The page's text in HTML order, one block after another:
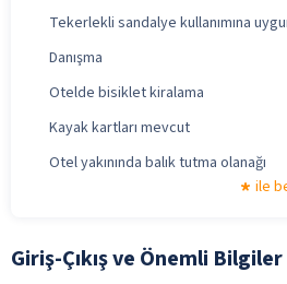
Tekerlekli sandalye kullanımına
Danışma
Otelde bisiklet kiralama
Kayak kartları mevcut
Otel yakınında balık tutma olanağı
ile
Giriş-Çıkış ve Önemli Bilgiler